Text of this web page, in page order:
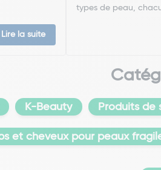
Lire la suite
types de peau,
K-Beauty Produits de
et cheveux pour peaux